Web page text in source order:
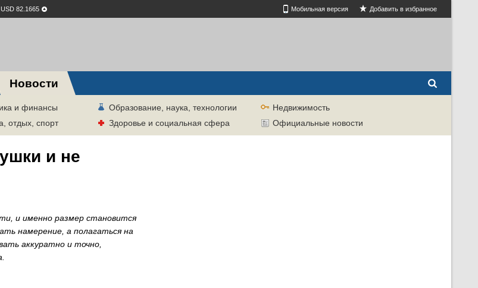
USD 82.1665 Мобильная версия Добавить в избранное
Новости
и финансы Образование, наука, технологии
Недвижимость
отдых, спорт Здоровье и социальная сфера Официальные новости
и не
и именно размер становится
намерение, а полагаться на
аккуратно и точно,